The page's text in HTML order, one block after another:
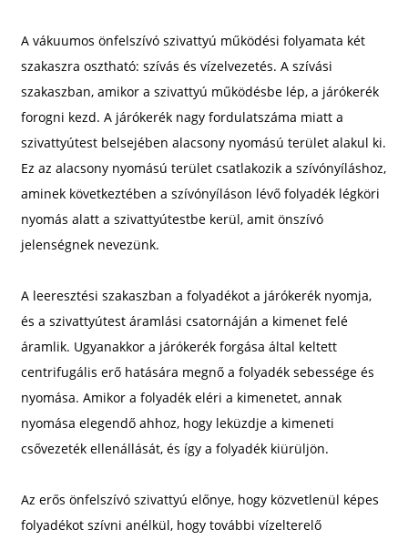
A vákuumos önfelszívó szivattyú működési folyamata két
szakaszra osztható: szívás és vízelvezetés. A szívási
szakaszban, amikor a szivattyú működésbe lép, a járókerék
forogni kezd. A járókerék nagy fordulatszáma miatt a
szivattyútest belsejében alacsony nyomású terület alakul ki.
Ez az alacsony nyomású terület csatlakozik a szívónyíláshoz,
aminek következtében a szívónyíláson lévő folyadék légköri
nyomás alatt a szivattyútestbe kerül, amit önszívó
jelenségnek nevezünk.
A leeresztési szakaszban a folyadékot a járókerék nyomja,
és a szivattyútest áramlási csatornáján a kimenet felé
áramlik. Ugyanakkor a járókerék forgása által keltett
centrifugális erő hatására megnő a folyadék sebessége és
nyomása. Amikor a folyadék eléri a kimenetet, annak
nyomása elegendő ahhoz, hogy leküzdje a kimeneti
csővezeték ellenállását, és így a folyadék kiürüljön.
Az erős önfelszívó szivattyú előnye, hogy közvetlenül képes
folyadékot szívni anélkül, hogy további vízelterelő